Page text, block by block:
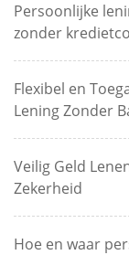
Persoonlijke
zonder
Flexibel en
Lening Zonder
Veilig Geld
Zekerheid
Hoe en waar